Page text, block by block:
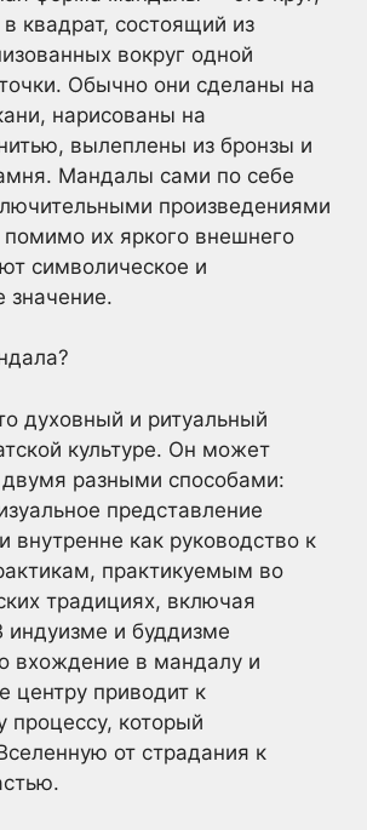
квадрат, состоящий из
вокруг одной
Обычно они сделаны на
нарисованы на
вылеплены из бронзы и
Мандалы сами по себе
произведениями
помимо их яркого внешнего
символическое и
значение.
духовный и ритуальный
культуре. Он может
двумя разными способами:
представление
внутренне как руководство к
практикуемым во
традициях, включая
и буддизме
вхождение в мандалу и
центру приводит к
процессу, который
от страдания к